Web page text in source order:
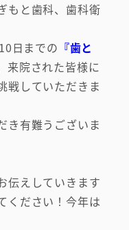
もと歯科、歯科衛
日までの 『歯と
来院された皆様に
戦していただきま
き有難うございま
伝えしていきます
ください！今年は